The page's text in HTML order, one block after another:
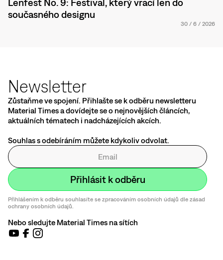
Lenfest No. 9: Festival, který vrací len do
současného designu
30 / 6 / 2026
Newsletter
Zůstaňme ve spojení. Přihlašte se k odběru newsletteru
Material Times a dovídejte se o nejnovějších článcích,
aktuálních tématech i nadcházejících akcích.
Souhlas s odebíráním můžete kdykoliv odvolat.
Přihlášením k odběru souhlasíte se zpracováním osobních údajů dle zásad
ochrany osobních údajů.
Nebo sledujte Material Times na sítích